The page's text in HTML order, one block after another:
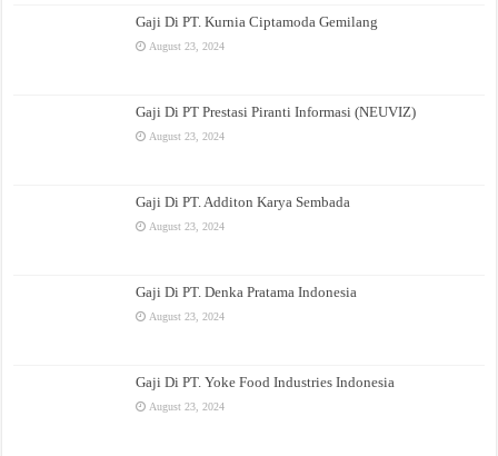
Gaji Di PT. Kurnia Ciptamoda Gemilang
August 23, 2024
Gaji Di PT Prestasi Piranti Informasi (NEUVIZ)
August 23, 2024
Gaji Di PT. Additon Karya Sembada
August 23, 2024
Gaji Di PT. Denka Pratama Indonesia
August 23, 2024
Gaji Di PT. Yoke Food Industries Indonesia
August 23, 2024